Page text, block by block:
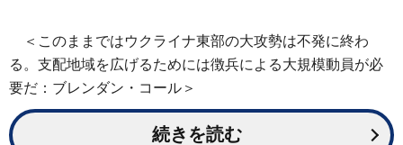
＜このままではウクライナ東部の大攻勢は不発に終わ
る。支配地域を広げるためには徴兵による大規模動員が必
要だ：ブレンダン・コール＞
続きを読む